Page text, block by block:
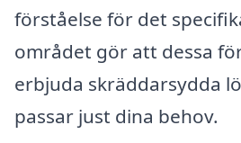
förståelse för det
området gör att dessa
erbjuda skräddarsydda
passar just dina behov.